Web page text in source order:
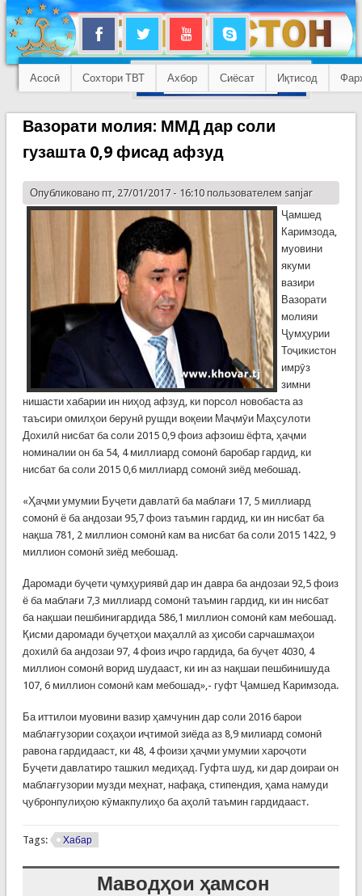
Асосӣ Сохтори ТВТ Ахбор Сиёсат Иқтисод
Вазорати молия: ММД дар соли
гузашта 0,9 фисад афзуд
Опубликовано пт, 27/01/2017 - 16:10 пользователем sanjar
Ҷамшед
Каримзода,
муовини
якуми
вазири
Вазорати
молияи
Ҷумҳурии
Тоҷикистон
имрӯз
зимни
нишасти хабарии ин ниҳод афзуд, ки порсол новобаста аз
таъсири омилҳои берунӣ рушди воқеии Маҷмӯи Маҳсулоти
Дохилӣ нисбат ба соли 2015 0,9 фоиз афзоиш ёфта, ҳаҷми
номиналии он ба 54, 4 миллиард сомонӣ баробар гардид, ки
нисбат ба соли 2015 0,6 миллиард сомонӣ зиёд мебошад.
«Ҳаҷми умумии Буҷети давлатӣ ба маблағи 17, 5 миллиард
сомонӣ ё ба андозаи 95,7 фоиз таъмин гардид, ки ин нисбат ба
нақша 781, 2 миллион сомонӣ кам ва нисбат ба соли 2015 1422, 9
миллион сомонӣ зиёд мебошад.
Даромади буҷети ҷумҳуриявӣ дар ин давра ба андозаи 92,5 фоиз
ё ба маблағи 7,3 миллиард сомонӣ таъмин гардид, ки ин нисбат
ба нақшаи пешбинигардида 586,1 миллион сомонӣ кам мебошад.
Қисми даромади буҷетҳои маҳаллӣ аз ҳисоби сарчашмаҳои
дохилӣ ба андозаи 97, 4 фоиз иҷро гардида, ба буҷет 4030, 4
миллион сомонӣ ворид шудааст, ки ин аз нақшаи пешбинишуда
107, 6 миллион сомонӣ кам мебошад»,- гуфт Ҷамшед Каримзода.
Ба иттилои муовини вазир ҳамчунин дар соли 2016 барои
маблағгузории соҳаҳои иҷтимоӣ зиёда аз 8,9 милиард сомонӣ
равона гардидааст, ки 48, 4 фоизи ҳаҷми умумии хароҷоти
Буҷети давлатиро ташкил медиҳад. Гуфта шуд, ки дар доираи он
маблағгузории музди меҳнат, нафақа, стипендия, ҳама намуди
ҷубронпулиҳою кӯмакпулиҳо ба аҳолӣ таъмин гардидааст.
Tags: Хабар
Маводҳои ҳамсон